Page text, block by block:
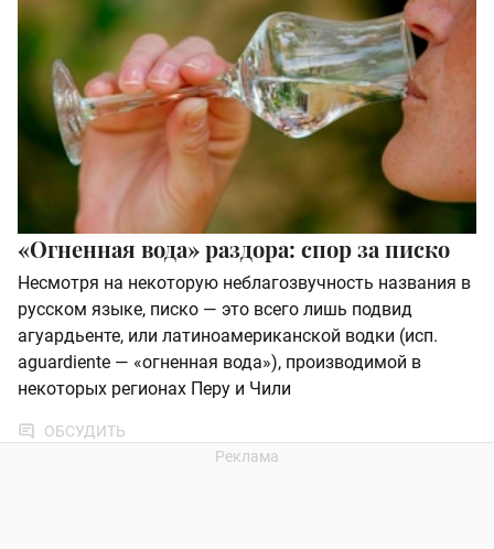
«Огненная вода» раздора: спор за писко
Несмотря на некоторую неблагозвучность названия в
русском языке, писко — это всего лишь подвид
агуардьенте, или латиноамериканской водки (исп.
aguardiente — «огненная вода»), производимой в
некоторых регионах Перу и Чили
ОБСУДИТЬ